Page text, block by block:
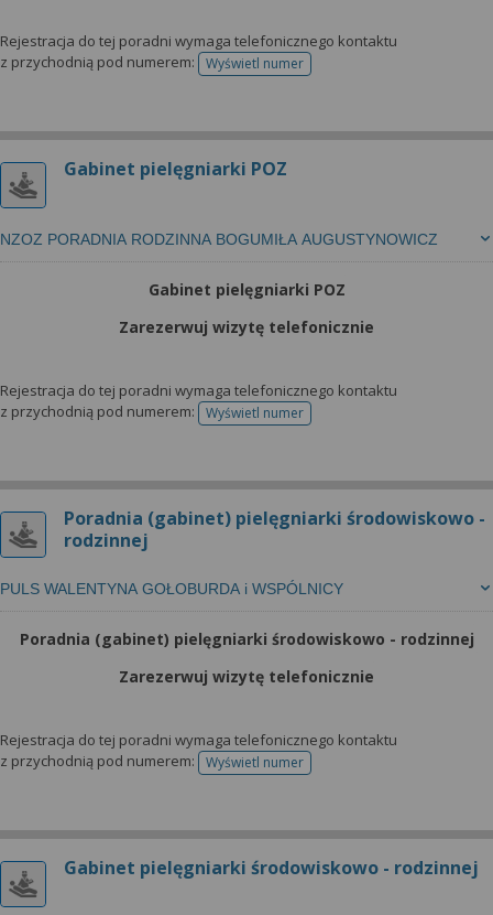
Rejestracja do tej poradni wymaga telefonicznego kontaktu
z przychodnią pod numerem:
Wyświetl numertelefonu do rejestracji
Gabinet pielęgniarki POZ
NZOZ PORADNIA RODZINNA BOGUMIŁA AUGUSTYNOWICZ
Gabinet pielęgniarki POZ
Zarezerwuj wizytę telefonicznie
Rejestracja do tej poradni wymaga telefonicznego kontaktu
z przychodnią pod numerem:
Wyświetl numertelefonu do rejestracji
Poradnia (gabinet) pielęgniarki środowiskowo -
rodzinnej
PULS WALENTYNA GOŁOBURDA i WSPÓLNICY
Poradnia (gabinet) pielęgniarki środowiskowo - rodzinnej
Zarezerwuj wizytę telefonicznie
Rejestracja do tej poradni wymaga telefonicznego kontaktu
z przychodnią pod numerem:
Wyświetl numertelefonu do rejestracji
Gabinet pielęgniarki środowiskowo - rodzinnej